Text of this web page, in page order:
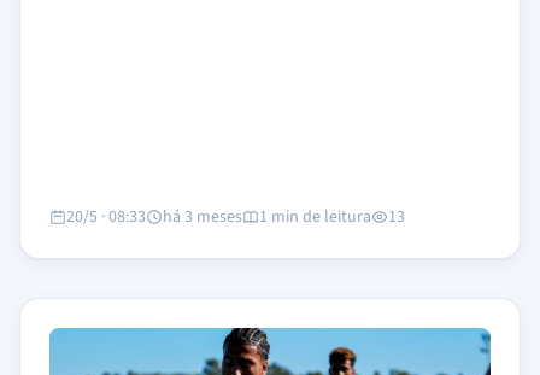
20/5 · 08:33 há 3 meses 1 min de leitura 13